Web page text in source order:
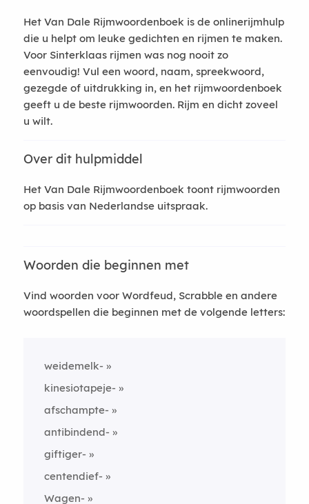
Het Van Dale Rijmwoordenboek is de onlinerijmhulp
die u helpt om leuke gedichten en rijmen te maken.
Voor Sinterklaas rijmen was nog nooit zo
eenvoudig! Vul een woord, naam, spreekwoord,
gezegde of uitdrukking in, en het rijmwoordenboek
geeft u de beste rijmwoorden. Rijm en dicht zoveel
u wilt.
Over dit hulpmiddel
Het Van Dale Rijmwoordenboek toont rijmwoorden
op basis van Nederlandse uitspraak.
Woorden die beginnen met
Vind woorden voor Wordfeud, Scrabble en andere
woordspellen die beginnen met de volgende letters:
weidemelk-
kinesiotapeje-
afschampte-
antibindend-
giftiger-
centendief-
Wagen-